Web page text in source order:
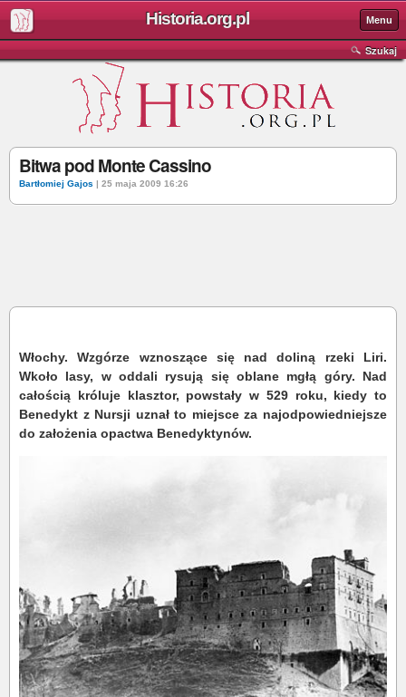
Historia.org.pl Menu
Szukaj
Bitwa pod Monte Cassino
Bartłomiej Gajos | 25 maja 2009 16:26
Włochy. Wzgórze wznoszące się nad doliną rzeki Liri.
Wkoło lasy, w oddali rysują się oblane mgłą góry. Nad
całością króluje klasztor, powstały w 529 roku, kiedy to
Benedykt z Nursji uznał to miejsce za najodpowiedniejsze
do założenia opactwa Benedyktynów.